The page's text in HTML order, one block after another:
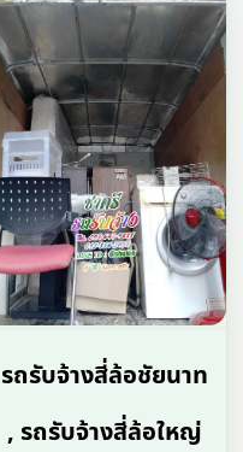
รถรับจ้างสี่ล้อชัยนาท
, รถรับจ้างสี่ล้อใหญ่